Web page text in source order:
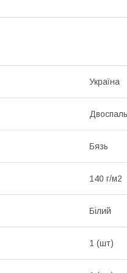
Україна
Бязь
140 г/м2
Білий
1 (шт)